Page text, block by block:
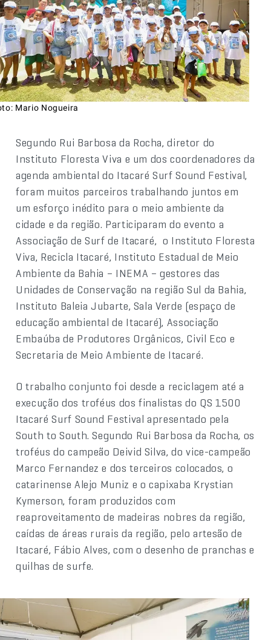
Mario Nogueira
Segundo Rui Barbosa da Rocha, diretor do
Instituto Floresta Viva e um dos coordenadores da
agenda ambiental do Itacaré Surf Sound Festival,
foram muitos parceiros trabalhando juntos em
um esforço inédito para o meio ambiente da
cidade e da região. Participaram do evento a
Associação de Surf de Itacaré, o Instituto Floresta
Viva, Recicla Itacaré, Instituto Estadual de Meio
Ambiente da Bahia – INEMA – gestores das
Unidades de Conservação na região Sul da Bahia,
Instituto Baleia Jubarte, Sala Verde (espaço de
educação ambiental de Itacaré), Associação
Embaúba de Produtores Orgânicos, Civil Eco e
Secretaria de Meio Ambiente de Itacaré.
O trabalho conjunto foi desde a reciclagem até a
execução dos troféus dos finalistas do QS 1500
Itacaré Surf Sound Festival apresentado pela
South to South. Segundo Rui Barbosa da Rocha, os
troféus do campeão Deivid Silva, do vice-campeão
Marco Fernandez e dos terceiros colocados, o
catarinense Alejo Muniz e o capixaba Krystian
Kymerson, foram produzidos com
reaproveitamento de madeiras nobres da região,
caídas de áreas rurais da região, pelo artesão de
Itacaré, Fábio Alves, com o desenho de pranchas e
quilhas de surfe.